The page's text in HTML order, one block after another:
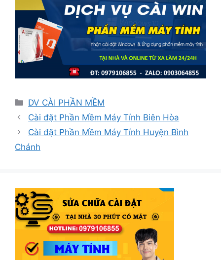
Danh
mục
DV CÀI PHẦN MỀM
Cài đặt Phần Mềm Máy Tính Biên Hòa
Cài đặt Phần Mềm Máy Tính Huyện Bình
Chánh